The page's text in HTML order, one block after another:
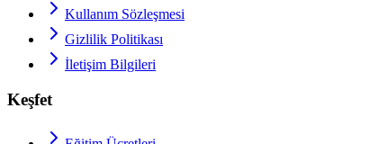
Kullanım Sözleşmesi
Gizlilik Politikası
İletişim Bilgileri
Keşfet